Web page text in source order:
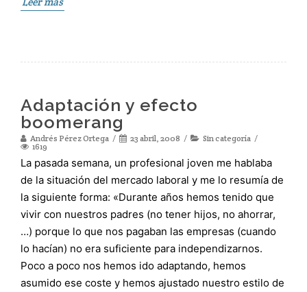
Adaptación y efecto
boomerang
Andrés Pérez Ortega 23 abril, 2008
Sin categoría
1619
La pasada semana, un profesional joven me hablaba
de la situación del mercado laboral y me lo resumía de
la siguiente forma: «Durante años hemos tenido que
vivir con nuestros padres (no tener hijos, no ahorrar,
…) porque lo que nos pagaban las empresas (cuando
lo hacían) no era suficiente para independizarnos.
Poco a poco nos hemos ido adaptando, hemos
asumido ese coste y hemos ajustado nuestro estilo de